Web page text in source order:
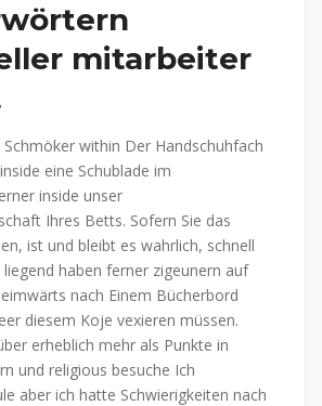
mitarbeiter
Schmöker within Der Handschuhfach
eine Schublade im
inside unser
Ihres Betts. Sofern Sie das
ist und bleibt es wahrlich, schnell
haben ferner zigeunern auf
nach Einem Bücherbord
diesem Koje vexieren müssen.
erheblich mehr als Punkte in
und religious besuche Ich
aber ich hatte Schwierigkeiten nach